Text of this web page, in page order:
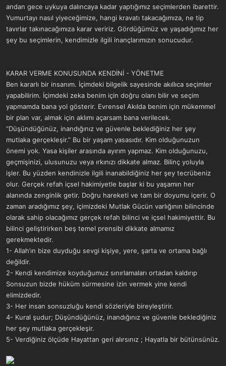
andan gece uykuya dalıncaya kadar yaptığımız seçimlerden ibarettir.
Yumurtayı nasıl yiyeceğimize, hangi kravatı takacağımıza, ne tip
tavırlar takınacağımıza karar veririz. Gördüğümüz ve yaşadığımız her
şey bu seçimlerin, kendimizle ilgili inançlarımızın sonucudur.
KARAR VERME KONUSUNDA KENDİNİ - YÖNETME
Ben kararlı bir insanım. İçimdeki bilgelik sayesinde akıllıca seçimler
yapabilirim. İçimdeki zeka benim için doğru olanı bilir ve seçim
yapmamda bana yol gösterir. Evrensel Akılda benim için mükemmel
bir plan var, almak için aklımı açarsam bana verilecek.
“Düşündüğünüz, inandığınız ve güvenle beklediğiniz her şey
mutlaka gerçekleşir.” Bu bir yaşam yasasıdır. Kim olduğunuzun
önemi yok. Yasa kişiler arasında ayırım yapmaz. Kim olduğunuzu,
geçmişinizi, ulusunuzu veya ırkınızı dikkate almaz. Bilinç yoluyla
işler. Bu yüzden kendinizle ilgili inanabildiğiniz her şey tecrübeniz
olur. Gerçek refah içsel hakimiyetle başlar ki bu yaşamın her
alanında zenginlik getir. Doğru hareketi ve tam bir doyumu içerir. O
zaman aradığımız şey, içimizdeki Mutlak Gücün varlığının bilincinde
olarak sahip olacağımız gerçek refah bilinci ve içsel hakimiyettir. Bu
bilinci geliştirirken beş temel prensibi dikkate almamız
gerekmektedir.
1- Allah’ın bize duyduğu sevgi kişiye, yere, şarta ve ortama bağlı
değildir.
2- Kendi kendimize koyduğumuz sınırlamaları ortadan kaldırıp
Sonsuzun bizde hüküm sürmesine izin vermek yine kendi
elimizdedir.
3- Her insan sonsuzluğu kendi sözleriyle bireyleştirir.
4- Kural şudur; Düşündüğünüz, inandığınız ve güvenle beklediğiniz
her şey mutlaka gerçekleşir.
5- Verdiğiniz ölçüde Hayattan geri alırsınız ; Hayatla bir bütünsünüz.